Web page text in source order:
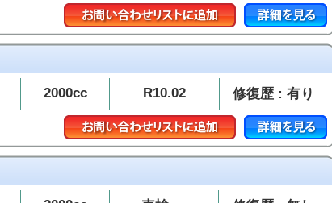
2000cc R10.02 修復歴 : 有り